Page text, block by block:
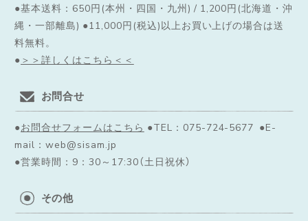
●基本送料：650円(本州・四国・九州) / 1,200円(北海道・沖
縄・一部離島) ●11,000円(税込)以上お買い上げの場合は送
料無料。
● ＞＞詳しくはこちら＜＜
お問合せ
●お問合せフォームはこちら ●TEL：075-724-5677 ●E-
mail：web@sisam.jp
●営業時間：9：30～17:30（土日祝休）
その他